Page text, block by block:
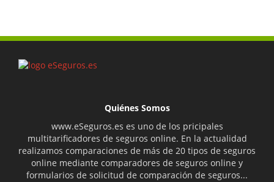
Quiénes Somos
www.eSeguros.es es uno de los pricipales
multitarificadores de seguros online. En la actualidad
realizamos comparaciones de más de 20 tipos de seguros
online mediante comparadores de seguros online y
formularios de solicitud de comparación de seguros...